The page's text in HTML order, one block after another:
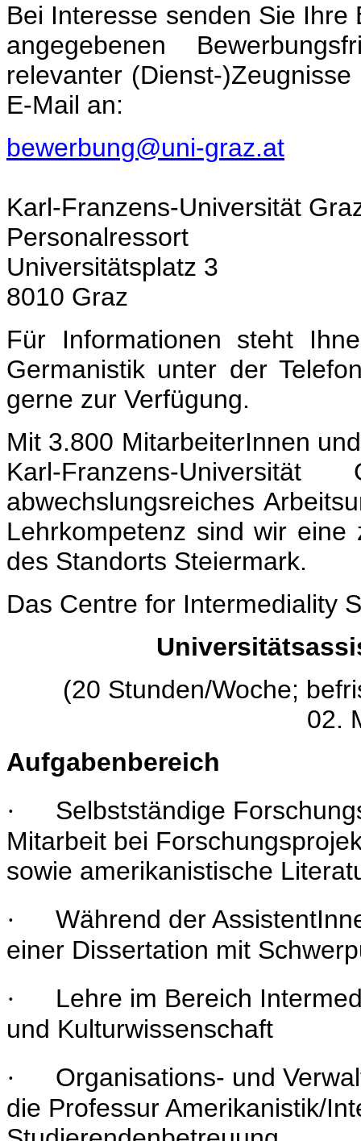
Bei Interesse senden Sie
angegebenen
relevanter (Dienst-
E-Mail an:
bewerbung@uni-graz.at
Karl-Franzens-Universität
Personalressort
Universitätsplatz 3
8010 Graz
Für Informationen steht
Germanistik unter der
gerne zur Verfügung.
Mit 3.800 MitarbeiterInnen
Karl-Franzens-
abwechslungsreiches
Lehrkompetenz sind wir
des Standorts Steiermark.
Das Centre for Intermediality
(20 Stunden/Woche;
02.
Aufgabenbereich
·
Selbstständige
Mitarbeit bei
sowie amerikanistische
·
Während der
einer Dissertation mit
·
Lehre im Bereich
und Kulturwissenschaft
·
Organisations- und
die Professur Amerikanistik/